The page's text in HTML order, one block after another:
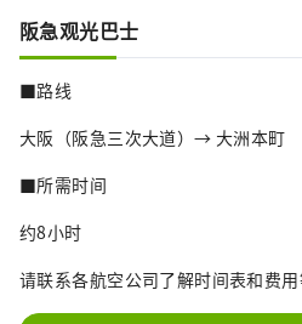
阪急观光巴士
■路线
大阪（阪急三次大道）→ 大洲本町
■所需时间
约8小时
请联系各航空公司了解时间表和费用